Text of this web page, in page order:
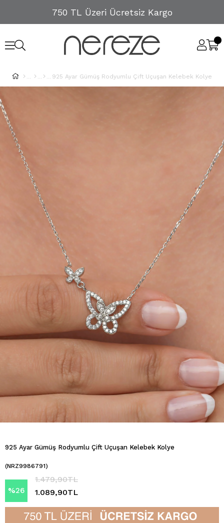
750 TL Üzeri Ücretsiz Kargo
925 Ayar Gümüş Rodyumlu Çift Uçuşan Kelebek Kolye
925 Ayar Gümüş Rodyumlu Çift Uçuşan Kelebek Kolye
(NRZ9986791)
%26
İndirim
1.479,90TL
1.089,90TL